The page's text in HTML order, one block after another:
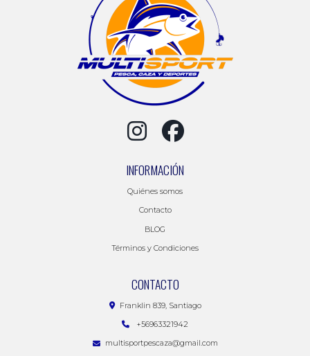
INFORMACIÓN
Quiénes somos
Contacto
BLOG
Términos y Condiciones
CONTACTO
Franklin 839, Santiago
+56963321942
multisportpescaza@gmail.com